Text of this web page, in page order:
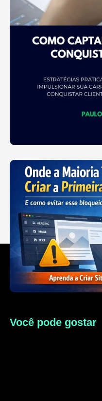
Você pode gostar